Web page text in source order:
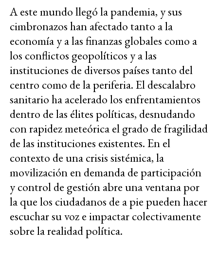
A este mundo llegó la pandemia, y sus
cimbronazos han afectado tanto a la
economía y a las finanzas globales como a
los conflictos geopolíticos y a las
instituciones de diversos países tanto del
centro como de la periferia. El descalabro
sanitario ha acelerado los enfrentamientos
dentro de las élites políticas, desnudando
con rapidez meteórica el grado de fragilidad
de las instituciones existentes. En el
contexto de una crisis sistémica, la
movilización en demanda de participación
y control de gestión abre una ventana por
la que los ciudadanos de a pie pueden hacer
escuchar su voz e impactar colectivamente
sobre la realidad política.